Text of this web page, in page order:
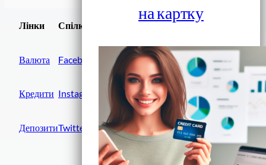
Лінки
Валюта
Кредити
Депозити
Спілки
Facebook
Instagram
Twitter
Завантажити
Фінанси IN UA
на картку